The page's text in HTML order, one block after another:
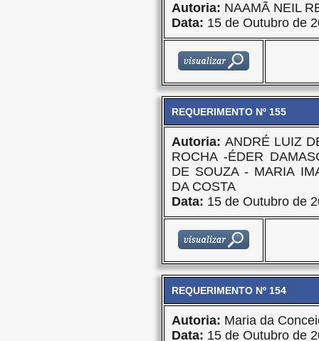
Autoria: NAAMÃ NEIL
Data: 15 de Outubro de
REQUERIMENTO Nº 155
Autoria: ANDRÉ LUIZ
ROCHA -ÉDER
DE SOUZA - MARIA
DA COSTA
Data: 15 de Outubro de
REQUERIMENTO Nº 154
Autoria: Maria da
Data: 15 de Outubro de